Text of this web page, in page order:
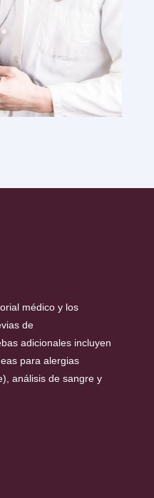
médico y los
de
adicionales incluyen
para alergias
análisis de sangre y